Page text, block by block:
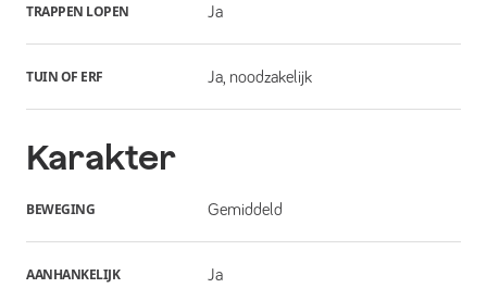
TRAPPEN LOPEN Ja
TUIN OF ERF Ja, noodzakelijk
Karakter
BEWEGING Gemiddeld
AANHANKELIJK Ja